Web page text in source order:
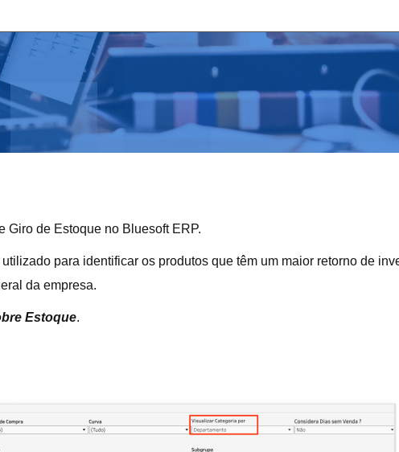
Giro de Estoque no Bluesoft ERP.
para identificar os produtos que têm um maior retorno de
da empresa.
Estoque.